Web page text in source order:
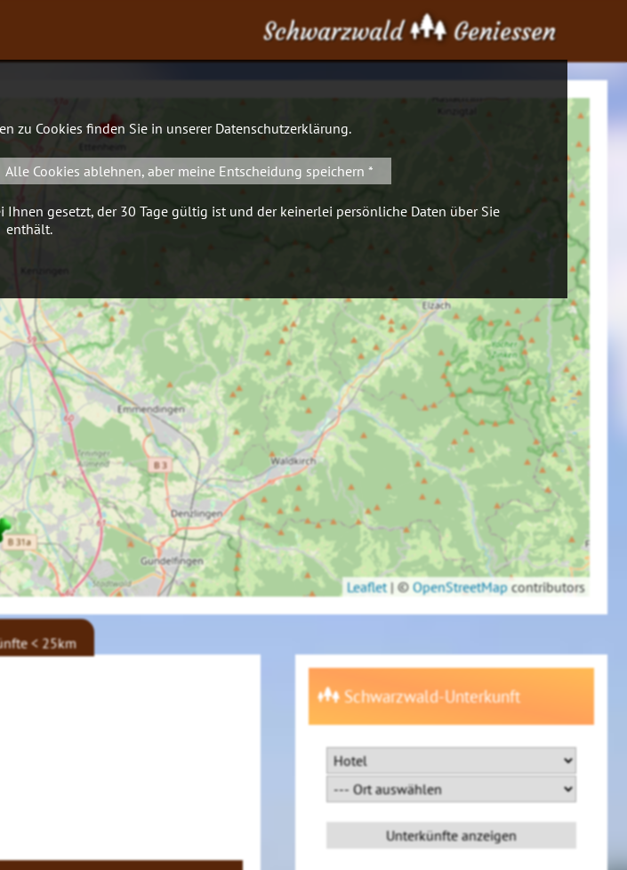
Schwarzwald Geniessen
Leaflet | © OpenStreetMapcontributors
< 25km
Schwarzwald-Unterkunft
zu Cookies finden Sie in unserer Datenschutzerklärung.
Alle Cookies ablehnen, aber meine Entscheidung speichern *
gesetzt, der 30 Tage gültig ist und der keinerlei persönliche Daten über Sie
enthält.